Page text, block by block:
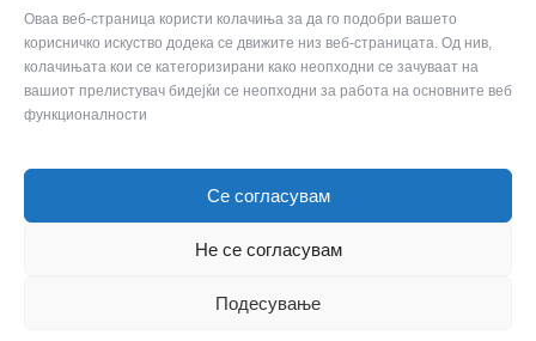
Оваа веб-страница користи колачиња за да го подобри вашето
корисничко искуство додека се движите низ веб-страницата. Од нив,
колачињата кои се категоризирани како неопходни се зачуваат на
вашиот прелистувач бидејќи се неопходни за работа на основните веб
функционалности
Се согласувам
Не се согласувам
Подесување
Избегнувајте ги непромислените полови
контакти
Специјалистите советуваат да го родите
првото дете до 30 годишна возраст
© 2024 Сите права задржани | Изработено од